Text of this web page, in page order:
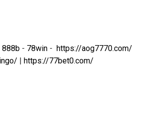
888b - 78win - https://aog7770.com/
https://77bet0.com/